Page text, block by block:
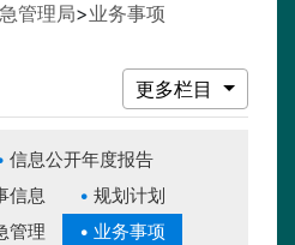
管理局>业务事项
更多栏目
信息公开年度报告
信息
规划计划
管理 业务事项